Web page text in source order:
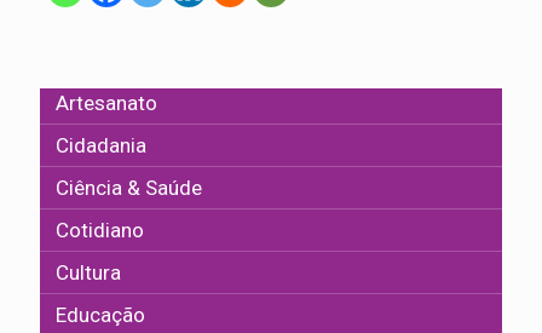
Artesanato
Cidadania
Ciência & Saúde
Cotidiano
Cultura
Educação